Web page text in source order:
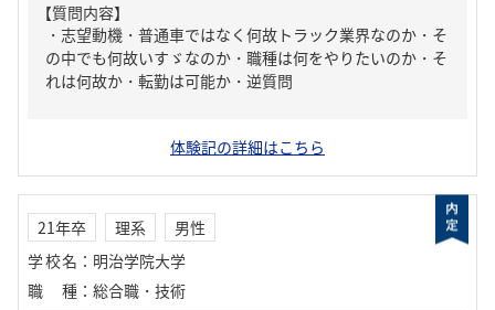
【質問内容】
・志望動機・普通車ではなく何故トラック業界なのか・そ
の中でも何故いすゞなのか・職種は何をやりたいのか・そ
れは何故か・転勤は可能か・逆質問
体験記の詳細はこちら
21年卒 理系
男性
学校名 ： 明治学院大学
職種 ： 総合職・技術